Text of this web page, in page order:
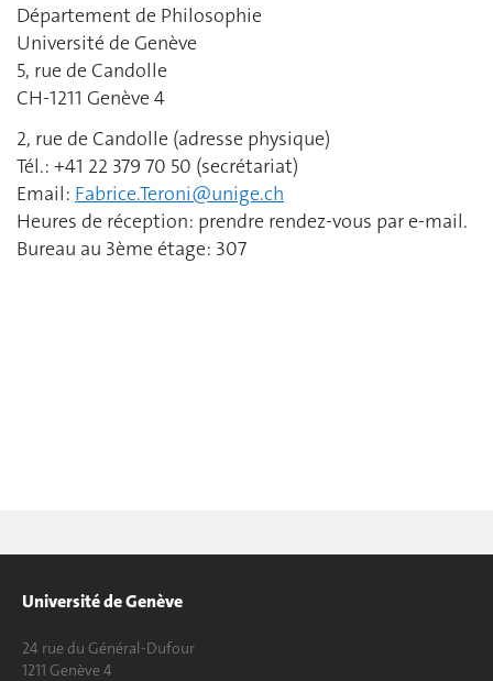
Département de Philosophie
Université de Genève
5, rue de Candolle
CH-1211 Genève 4
2, rue de Candolle (adresse physique)
Tél.: +41 22 379 70 50 (secrétariat)
Email: Fabrice.Teroni@unige.ch
Heures de réception: prendre rendez-vous par e-mail.
Bureau au 3ème étage: 307
Université de Genève
24 rue du Général-Dufour
1211 Genève 4